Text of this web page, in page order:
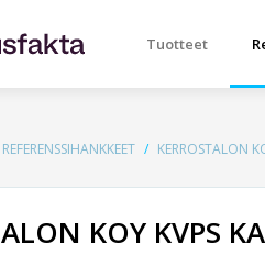
Tuotteet
REFERENSSIHANKKEET KERROSTALON
KOY KVPS